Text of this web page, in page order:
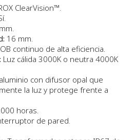
ClearVision™.
16 mm.
continuo de alta eficiencia.
Luz cálida 3000K o neutra 4000K
con difusor opal que
la luz y protege frente a
horas.
de pared.